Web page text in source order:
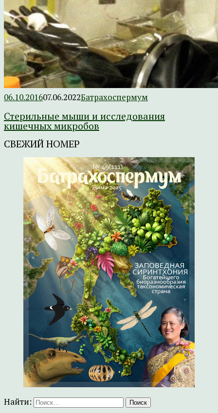
06.10.201607.06.2022Батрахоспермум
Стерильные мыши и исследования
кишечных микробов
СВЕЖИЙ НОМЕР
Найти: